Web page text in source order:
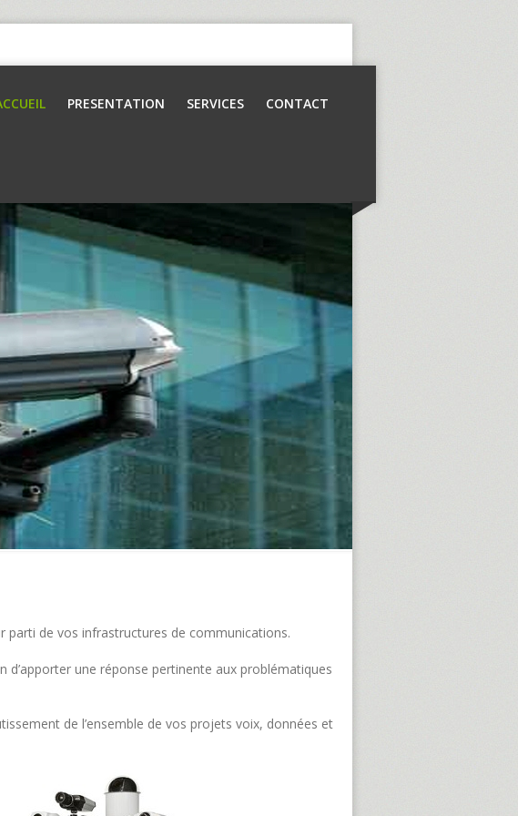
PRESENTATION SERVICES CONTACT
parti de vos infrastructures de communications.
d’apporter une réponse pertinente aux problématiques
de l’ensemble de vos projets voix, données et